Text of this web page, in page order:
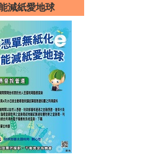
減紙愛地球